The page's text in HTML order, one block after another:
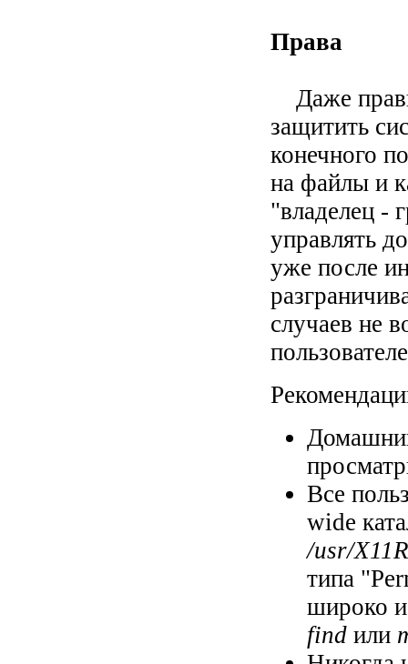
Права
Даже
защитить
конечного
на файлы и
"владелец -
управлять
уже после
случаев не
Все
wide
/usr/
типа
широко
find или